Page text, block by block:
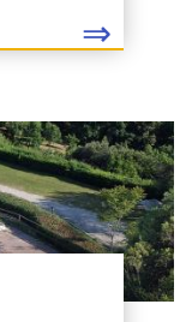
⇒